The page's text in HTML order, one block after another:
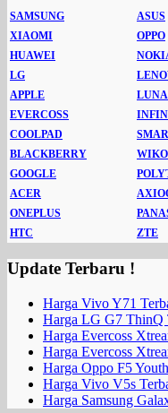
SAMSUNG ASUS
XIAOMI
OPPO
HUAWEI
LG
APPLE
LUNA
EVERCOSS
COOLPAD
BLACKBERRY
WIKO
GOOGLE
ACER
ONEPLUS
HTC
ZTE
Update Terbaru !
Harga Vivo Y71
Harga LG G7 ThinQ
Harga Evercoss
Harga Evercoss
Harga Oppo F5
Harga Vivo V5s
Harga Samsung